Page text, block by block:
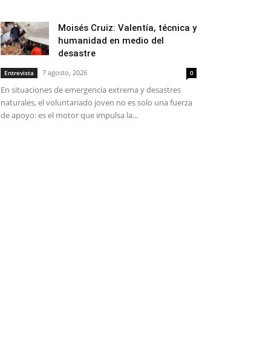
Moisés Cruiz: Valentía, técnica y
humanidad en medio del
desastre
Entrevista 7 agosto, 2026 0
En situaciones de emergencia extrema y desastres
naturales, el voluntariado joven no es solo una fuerza
de apoyo: es el motor que impulsa la...